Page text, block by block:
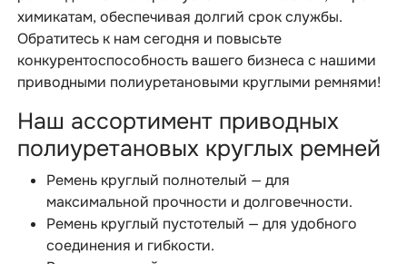
химикатам, обеспечивая долгий срок службы.
Обратитесь к нам сегодня и повысьте
конкурентоспособность вашего бизнеса с нашими
приводными полиуретановыми круглыми ремнями!
Наш ассортимент приводных
полиуретановых круглых ремней
Ремень круглый полнотелый — для
максимальной прочности и долговечности.
Ремень круглый пустотелый — для удобного
соединения и гибкости.